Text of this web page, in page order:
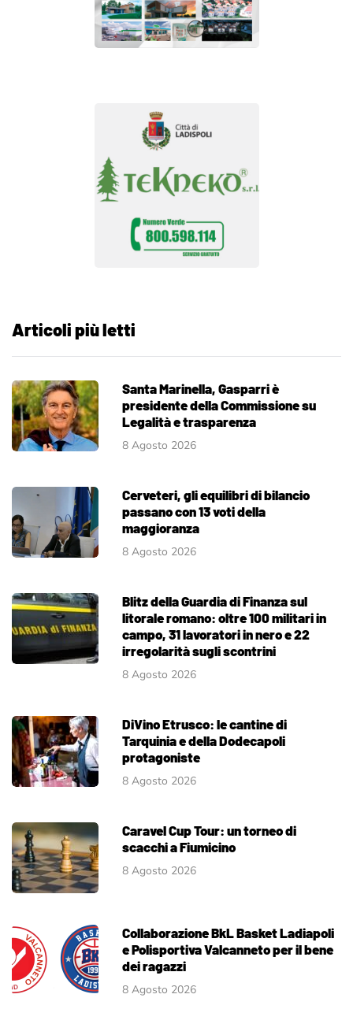
Articoli più letti
Santa Marinella, Gasparri è
presidente della Commissione su
Legalità e trasparenza
8 Agosto 2026
Cerveteri, gli equilibri di bilancio
passano con 13 voti della
maggioranza
8 Agosto 2026
Blitz della Guardia di Finanza sul
litorale romano: oltre 100 militari in
campo, 31 lavoratori in nero e 22
irregolarità sugli scontrini
8 Agosto 2026
DiVino Etrusco: le cantine di
Tarquinia e della Dodecapoli
protagoniste
8 Agosto 2026
Caravel Cup Tour: un torneo di
scacchi a Fiumicino
8 Agosto 2026
Collaborazione BkL Basket Ladiapoli
e Polisportiva Valcanneto per il bene
dei ragazzi
8 Agosto 2026